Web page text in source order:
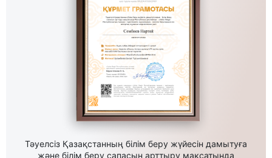
Тәуелсіз Қазақстанның білім беру жүйесін дамытуға
және білім беру сапасын арттыру мақсатында